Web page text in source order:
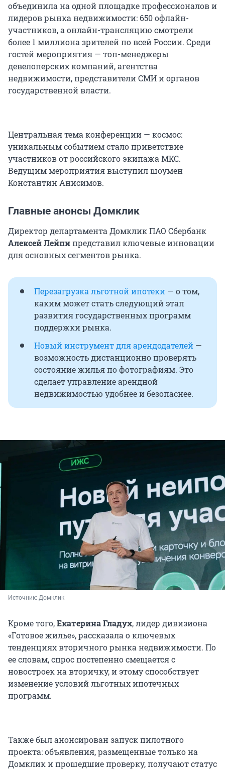
объединила на одной площадке профессионалов и
лидеров рынка недвижимости: 650 офлайн-
участников, а онлайн-трансляцию смотрели
более 1 миллиона зрителей по всей России. Среди
гостей мероприятия — топ-менеджеры
девелоперских компаний, агентства
недвижимости, представители СМИ и органов
государственной власти.
Центральная тема конференции — космос:
уникальным событием стало приветствие
участников от российского экипажа МКС.
Ведущим мероприятия выступил шоумен
Константин Анисимов.
Главные анонсы Домклик
Директор департамента Домклик ПАО Сбербанк
Алексей Лейпипредставил ключевые инновации
для основных сегментов рынка.
Перезагрузка льготной ипотеки — о том,
каким может стать следующий этап
развития государственных программ
поддержки рынка.
Новый инструмент для арендодателей —
возможность дистанционно проверять
состояние жилья по фотографиям. Это
сделает управление арендной
недвижимостью удобнее и безопаснее.
Источник: Домклик
Кроме того,Екатерина Гладух, лидер дивизиона
«Готовое жилье», рассказала о ключевых
тенденциях вторичного рынка недвижимости. По
ее словам, спрос постепенно смещается с
новостроек на вторичку, и этому способствует
изменение условий льготных ипотечных
программ.
Также был анонсирован запуск пилотного
проекта: объявления, размещенные только на
Домклик и прошедшие проверку, получают статус